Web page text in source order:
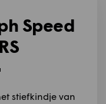
Speed
stiefkindje van